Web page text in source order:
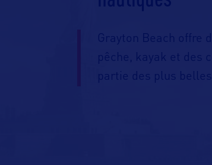
Grayton Beach offre
pêche, kayak et des
partie des plus